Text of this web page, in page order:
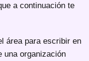
a continuación te
área para escribir en
una organización